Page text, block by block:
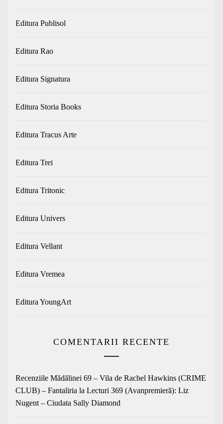
Editura Publisol
Editura Rao
Editura Signatura
Editura Storia Books
Editura Tracus Arte
Editura Trei
Editura Tritonic
Editura Univers
Editura Vellant
Editura Vremea
Editura YoungArt
COMENTARII RECENTE
Recenziile Mădălinei 69 – Vila de Rachel Hawkins (CRIME
CLUB) – Fantaliria la Lecturi 369 (Avanpremieră): Liz
Nugent – Ciudata Sally Diamond